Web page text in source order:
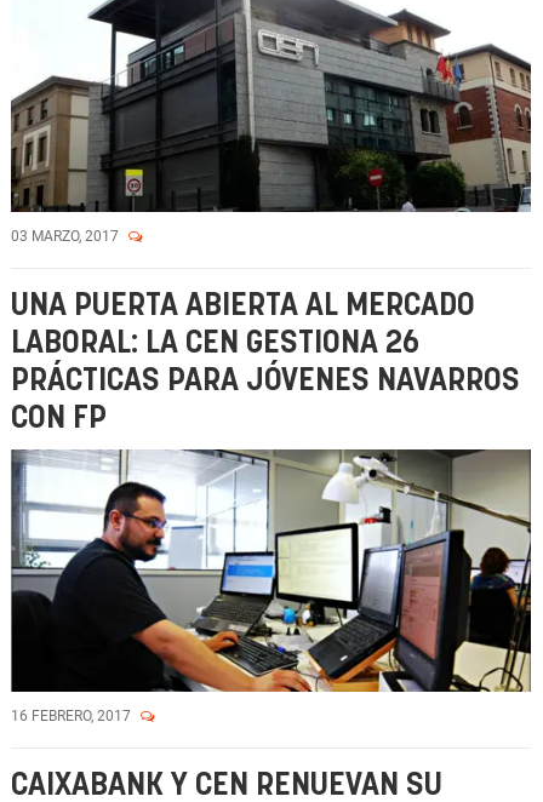
03 MARZO, 2017
UNA PUERTA ABIERTA AL MERCADO
LABORAL: LA CEN GESTIONA 26
PRÁCTICAS PARA JÓVENES NAVARROS
CON FP
16 FEBRERO, 2017
CAIXABANK Y CEN RENUEVAN SU